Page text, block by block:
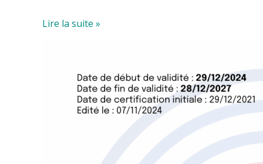
Lire la suite »
Certification
Qualiopi